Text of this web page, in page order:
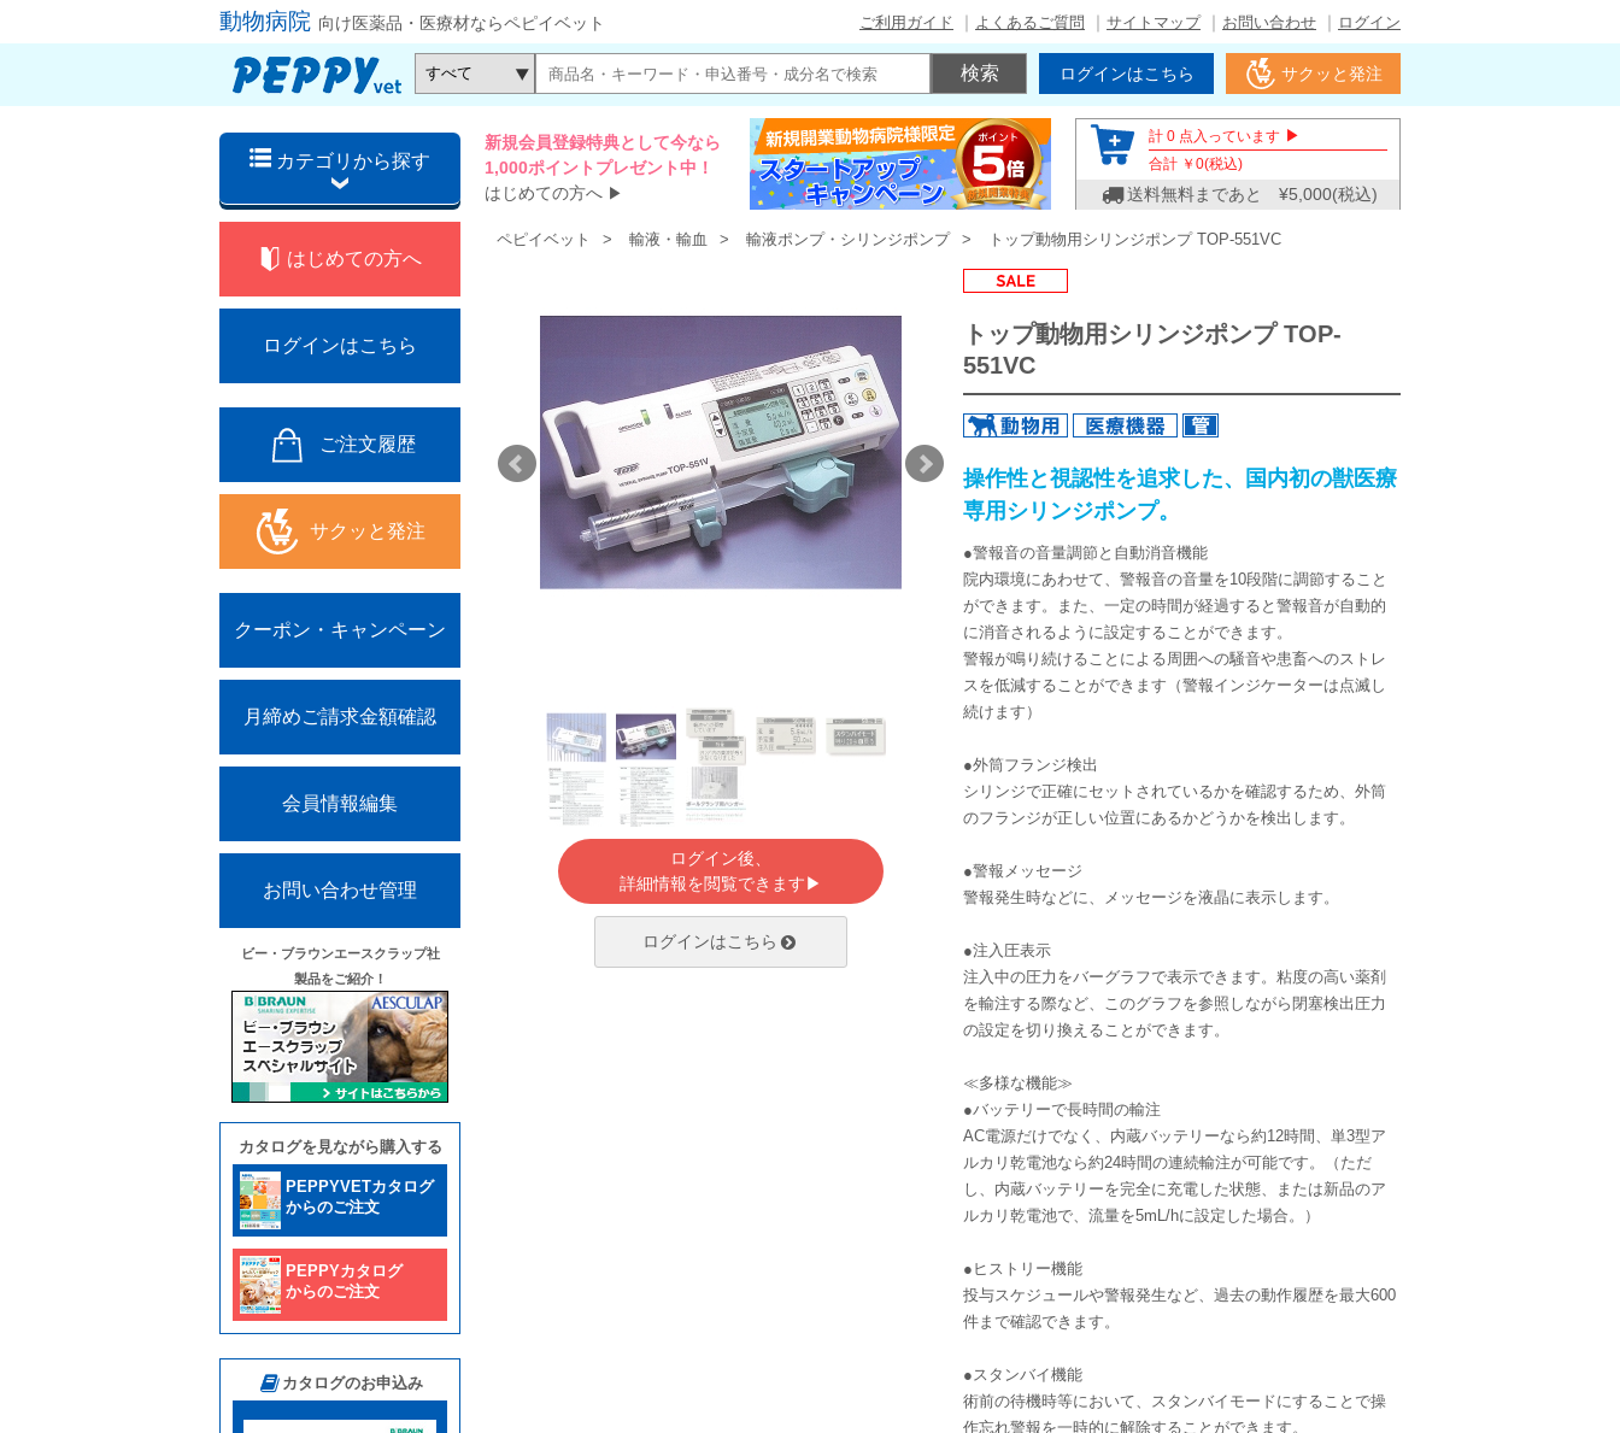
動物病院 向け医薬品・医療材ならペピイベット ご利用ガイド よくあるご質問 サイトマップ お問い合わせ ログイン
ログインはこちら サクッと発注
カテゴリから探す
新規会員登録特典として今なら
1,000ポイントプレゼント中！
はじめての方へ ▶
計 0 点入っています ▶
合計 ￥ 0(税込)
送料無料まであと ¥5,000(税込)
はじめての方へ
ログインはこちら
ご注文履歴
サクッと発注
クーポン・キャンペーン
月締めご請求金額確認
会員情報編集
お問い合わせ管理
ビー・ブラウンエースクラップ社
製品をご紹介！
カタログを見ながら購入する
PEPPYVETカタログ
からのご注文
PEPPYカタログ
からのご注文
カタログのお申込み
ペピイベット 輸液・輸血 輸液ポンプ・シリンジポンプ トップ動物用シリンジポンプ TOP-551VC
警報メッセージ 注入圧表示
ログイン後、
詳細情報を閲覧できます▶
ログインはこちら
トップ動物用シリンジポンプ TOP-
551VC
操作性と視認性を追求した、国内初の獣医療
専用シリンジポンプ。
●警報音の音量調節と自動消音機能
院内環境にあわせて、警報音の音量を10段階に調節すること
ができます。また、一定の時間が経過すると警報音が自動的
に消音されるように設定することができます。
警報が鳴り続けることによる周囲への騒音や患畜へのストレ
スを低減することができます（警報インジケーターは点滅し
続けます）
●外筒フランジ検出
シリンジで正確にセットされているかを確認するため、外筒
のフランジが正しい位置にあるかどうかを検出します。
●警報メッセージ
警報発生時などに、メッセージを液晶に表示します。
●注入圧表示
注入中の圧力をバーグラフで表示できます。粘度の高い薬剤
を輸注する際など、このグラフを参照しながら閉塞検出圧力
の設定を切り換えることができます。
≪多様な機能≫
●バッテリーで長時間の輸注
AC電源だけでなく、内蔵バッテリーなら約12時間、単3型ア
ルカリ乾電池なら約24時間の連続輸注が可能です。（ただ
し、内蔵バッテリーを完全に充電した状態、または新品のア
ルカリ乾電池で、流量を5mL/hに設定した場合。）
●ヒストリー機能
投与スケジュールや警報発生など、過去の動作履歴を最大600
件まで確認できます。
●スタンバイ機能
術前の待機時等において、スタンバイモードにすることで操
作忘れ警報を一時的に解除することができます。